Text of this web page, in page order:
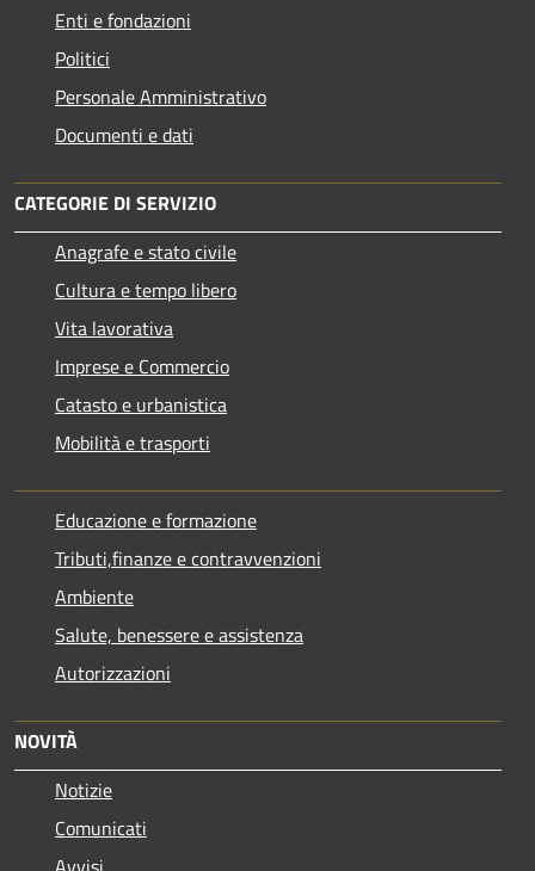
Enti e fondazioni
Politici
Personale Amministrativo
Documenti e dati
CATEGORIE DI SERVIZIO
Anagrafe e stato civile
Cultura e tempo libero
Vita lavorativa
Imprese e Commercio
Catasto e urbanistica
Mobilità e trasporti
Educazione e formazione
Tributi,finanze e contravvenzioni
Ambiente
Salute, benessere e assistenza
Autorizzazioni
NOVITÀ
Notizie
Comunicati